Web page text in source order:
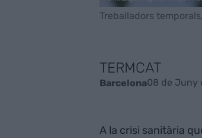
Treballadors
TERMCAT
Barcelona08 de Juny
A la crisi sanitària